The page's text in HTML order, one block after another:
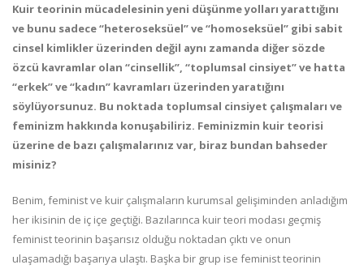
Kuir teorinin mücadelesinin yeni düşünme yolları yarattığını
ve bunu sadece “heteroseksüel” ve “homoseksüel” gibi sabit
cinsel kimlikler üzerinden değil aynı zamanda diğer sözde
özcü kavramlar olan “cinsellik”, “toplumsal cinsiyet” ve hatta
“erkek” ve “kadın” kavramları üzerinden yaratığını
söylüyorsunuz. Bu noktada toplumsal cinsiyet çalışmaları ve
feminizm hakkında konuşabiliriz. Feminizmin kuir teorisi
üzerine de bazı çalışmalarınız var, biraz bundan bahseder
misiniz?
Benim, feminist ve kuir çalışmaların kurumsal gelişiminden anladığım
her ikisinin de iç içe geçtiği. Bazılarınca kuir teori modası geçmiş
feminist teorinin başarısız olduğu noktadan çıktı ve onun
ulaşamadığı başarıya ulaştı. Başka bir grup ise feminist teorinin